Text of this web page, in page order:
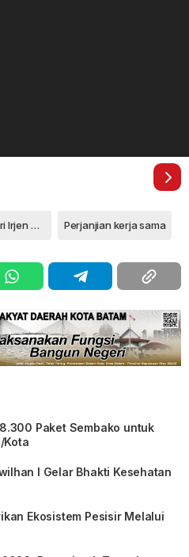
Kapolda Kepri Irjen Pol Asep Safrudin Perjanjian kerja sama
Paket Sembako untuk
Kota
I Gelar Bhakti Kesehatan
Ekosistem Pesisir Melalui